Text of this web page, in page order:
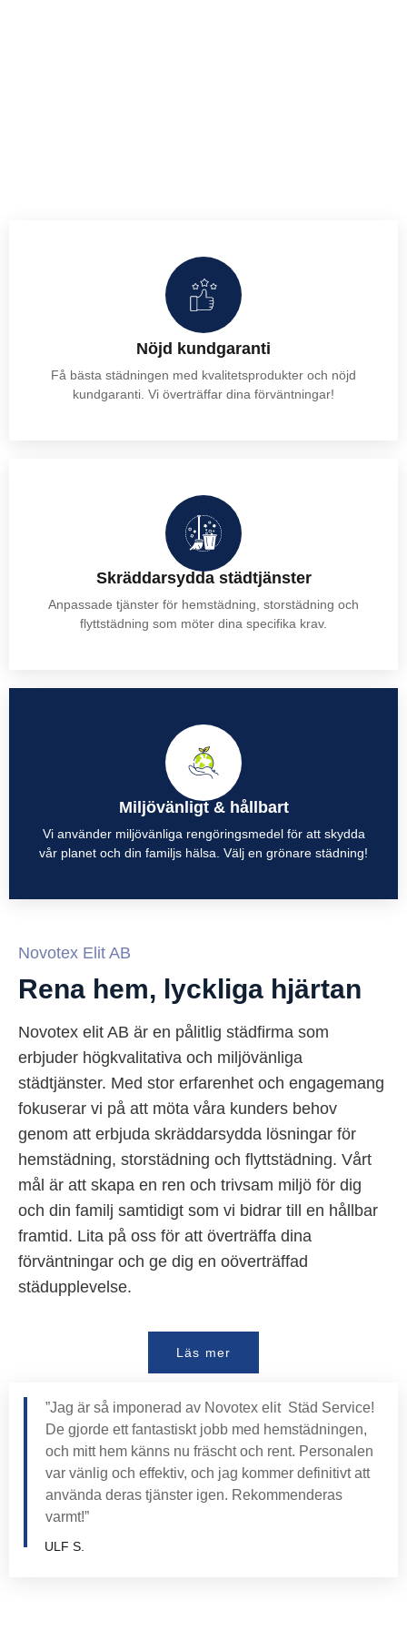
Nöjd kundgaranti
Få bästa städningen med kvalitetsprodukter och nöjd
kundgaranti. Vi överträffar dina förväntningar!
Skräddarsydda städtjänster
Anpassade tjänster för hemstädning, storstädning och
flyttstädning som möter dina specifika krav.
Miljövänligt & hållbart
Vi använder miljövänliga rengöringsmedel för att skydda
vår planet och din familjs hälsa. Välj en grönare städning!
Novotex Elit AB
Rena hem, lyckliga hjärtan
Novotex elit AB är en pålitlig städfirma som
erbjuder högkvalitativa och miljövänliga
städtjänster. Med stor erfarenhet och engagemang
fokuserar vi på att möta våra kunders behov
genom att erbjuda skräddarsydda lösningar för
hemstädning, storstädning och flyttstädning. Vårt
mål är att skapa en ren och trivsam miljö för dig
och din familj samtidigt som vi bidrar till en hållbar
framtid. Lita på oss för att överträffa dina
förväntningar och ge dig en oöverträffad
städupplevelse.
Läs mer
”Jag är så imponerad av Novotex elit Städ Service!
De gjorde ett fantastiskt jobb med hemstädningen,
och mitt hem känns nu fräscht och rent. Personalen
var vänlig och effektiv, och jag kommer definitivt att
använda deras tjänster igen. Rekommenderas
varmt!”
ULF S.